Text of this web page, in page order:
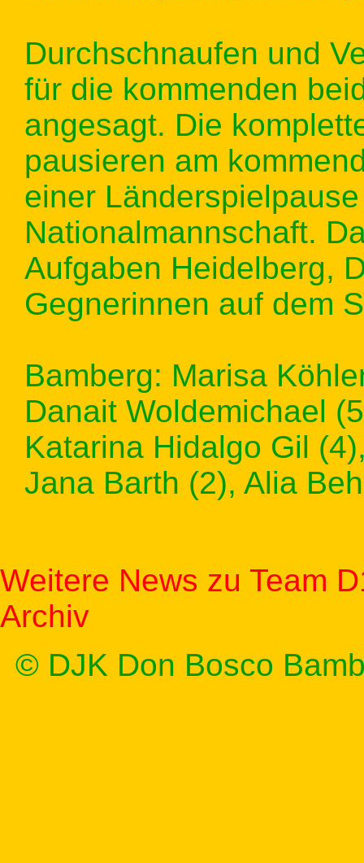
Durchschnaufen und
für die kommenden
angesagt. Die
pausieren am
einer
Nationalmannschaft.
Aufgaben Heidelberg,
Gegnerinnen auf dem
Bamberg: Marisa
Danait Woldemichael
Katarina Hidalgo Gil
Jana Barth (2), Alia
Weitere News zu Team
Archiv
© DJK Don Bosco